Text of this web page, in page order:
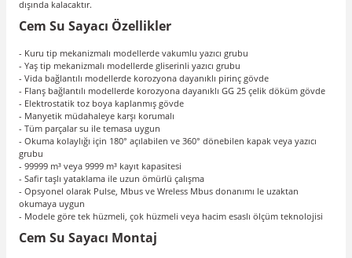
dışında kalacaktır.
Cem Su Sayacı Özellikler
- Kuru tip mekanizmalı modellerde vakumlu yazıcı grubu
- Yaş tip mekanizmalı modellerde gliserinli yazıcı grubu
- Vida bağlantılı modellerde korozyona dayanıklı pirinç gövde
- Flanş bağlantılı modellerde korozyona dayanıklı GG 25 çelik döküm gövde
- Elektrostatik toz boya kaplanmış gövde
- Manyetik müdahaleye karşı korumalı
- Tüm parçalar su ile temasa uygun
- Okuma kolaylığı için 180° açılabilen ve 360° dönebilen kapak veya yazıcı
grubu
- 99999 m³ veya 9999 m³ kayıt kapasitesi
- Safir taşlı yataklama ile uzun ömürlü çalışma
- Opsyonel olarak Pulse, Mbus ve Wreless Mbus donanımı le uzaktan
okumaya uygun
- Modele göre tek hüzmeli, çok hüzmeli veya hacim esaslı ölçüm teknolojisi
Cem Su Sayacı Montaj